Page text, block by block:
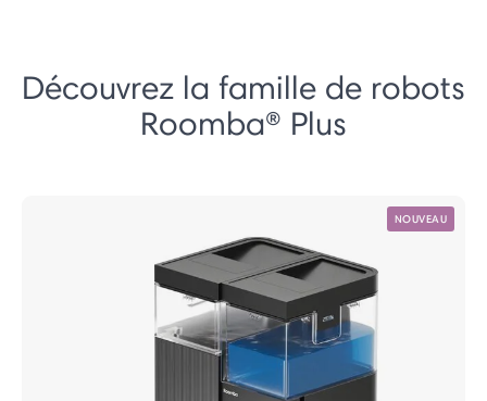
Découvrez la famille de robots
Roomba® Plus
NOUVEAU